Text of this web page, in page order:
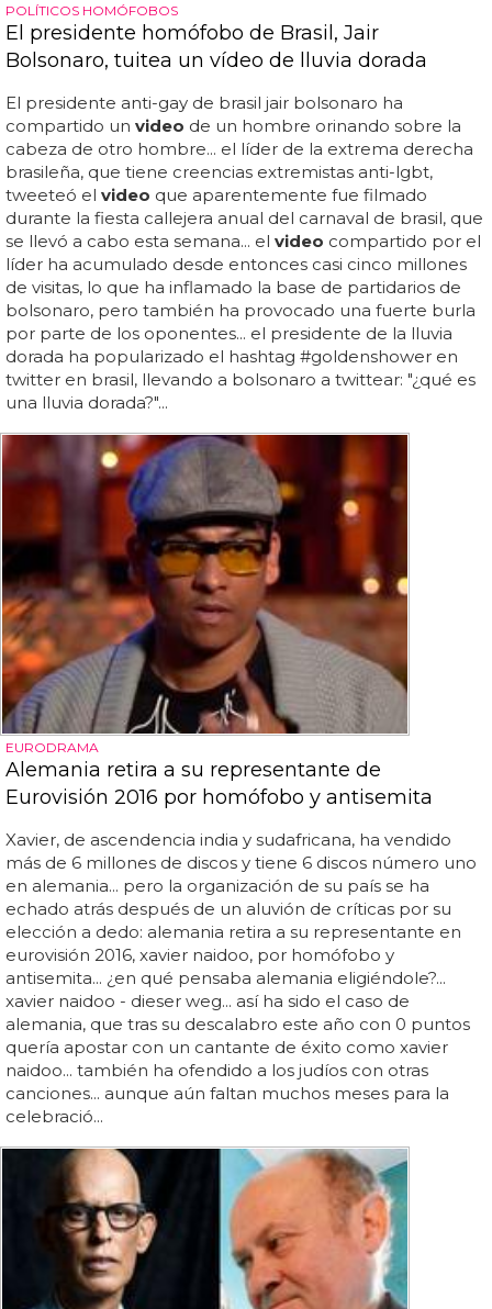
POLÍTICOS HOMÓFOBOS
El presidente homófobo de Brasil, Jair
Bolsonaro, tuitea un vídeo de lluvia dorada
El presidente anti-gay de brasil jair bolsonaro ha
compartido un video de un hombre orinando sobre la
cabeza de otro hombre... el líder de la extrema derecha
brasileña, que tiene creencias extremistas anti-lgbt,
tweeteó el video que aparentemente fue filmado
durante la fiesta callejera anual del carnaval de brasil, que
se llevó a cabo esta semana... el video compartido por el
líder ha acumulado desde entonces casi cinco millones
de visitas, lo que ha inflamado la base de partidarios de
bolsonaro, pero también ha provocado una fuerte burla
por parte de los oponentes... el presidente de la lluvia
dorada ha popularizado el hashtag #goldenshower en
twitter en brasil, llevando a bolsonaro a twittear: "¿qué es
una lluvia dorada?"...
EURODRAMA
Alemania retira a su representante de
Eurovisión 2016 por homófobo y antisemita
Xavier, de ascendencia india y sudafricana, ha vendido
más de 6 millones de discos y tiene 6 discos número uno
en alemania... pero la organización de su país se ha
echado atrás después de un aluvión de críticas por su
elección a dedo: alemania retira a su representante en
eurovisión 2016, xavier naidoo, por homófobo y
antisemita... ¿en qué pensaba alemania eligiéndole?...
xavier naidoo - dieser weg... así ha sido el caso de
alemania, que tras su descalabro este año con 0 puntos
quería apostar con un cantante de éxito como xavier
naidoo... también ha ofendido a los judíos con otras
canciones... aunque aún faltan muchos meses para la
celebració...